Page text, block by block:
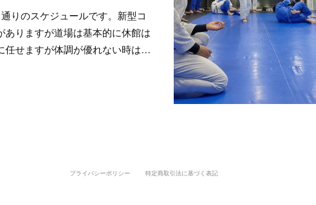
りのスケジュールです。新型コ
ありますが道場は基本的に休館は
任せますが体調が優れない時は…
プライバシーポリシー 特定商取引法に基づく表記